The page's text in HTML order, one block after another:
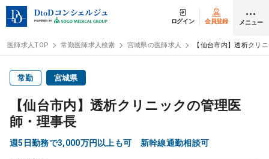
ログイン 会員登録 メニュー
医師求人
常勤検索 転職
医師求人TOP 常勤医師求人検索 宮城県の医師求人 【仙台市内】透析クリ
常勤 宮城県
【仙台市内】透析クリニックの管理医
師・理事長
週5日勤務で3,000万円以上も可 新幹線通勤相談可